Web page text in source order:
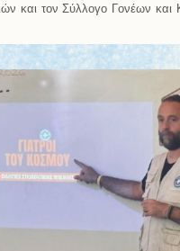
και τον Σύλλογο Γονέων και